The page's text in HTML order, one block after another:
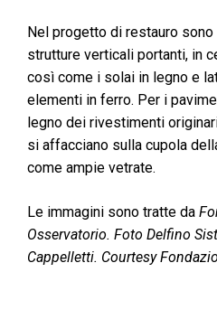
Nel progetto di restauro
strutture verticali portanti, in
così come i solai in legno e
elementi in ferro. Per i
legno dei rivestimenti
si affacciano sulla cupola
come ampie vetrate.
Le immagini sono tratte da
Osservatorio. Foto Delfino
Cappelletti. Courtesy